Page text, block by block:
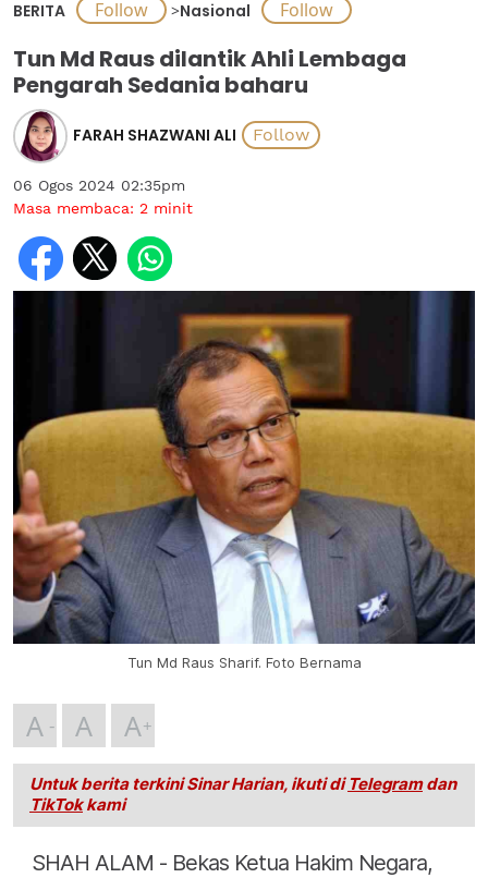
BERITA >Nasional
Tun Md Raus dilantik Ahli Lembaga
Pengarah Sedania baharu
FARAH SHAZWANI ALI
06 Ogos 2024 02:35pm
Masa membaca: 2 minit
Tun Md Raus Sharif. Foto Bernama
A A A
Untuk berita terkini Sinar Harian, ikuti di Telegramdan
TikTokkami
SHAH ALAM - Bekas Ketua Hakim Negara,